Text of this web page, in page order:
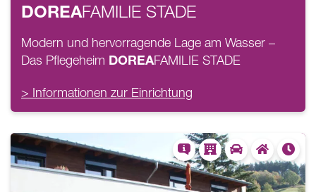
DOREAFAMILIE STADE
Modern und hervorragende Lage am Wasser –
Das Pflegeheim DOREAFAMILIE STADE
> Informationen zur Einrichtung